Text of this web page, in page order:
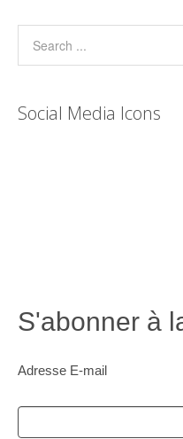
Social Media Icons
S'abonner à
Adresse E-mail